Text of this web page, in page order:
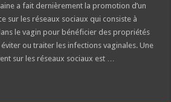
a fait dernièrement la promotion d’un
sur les réseaux sociaux qui consiste à
le vagin pour bénéficier des propriétés
éviter ou traiter les infections vaginales. Une
sur les réseaux sociaux est …